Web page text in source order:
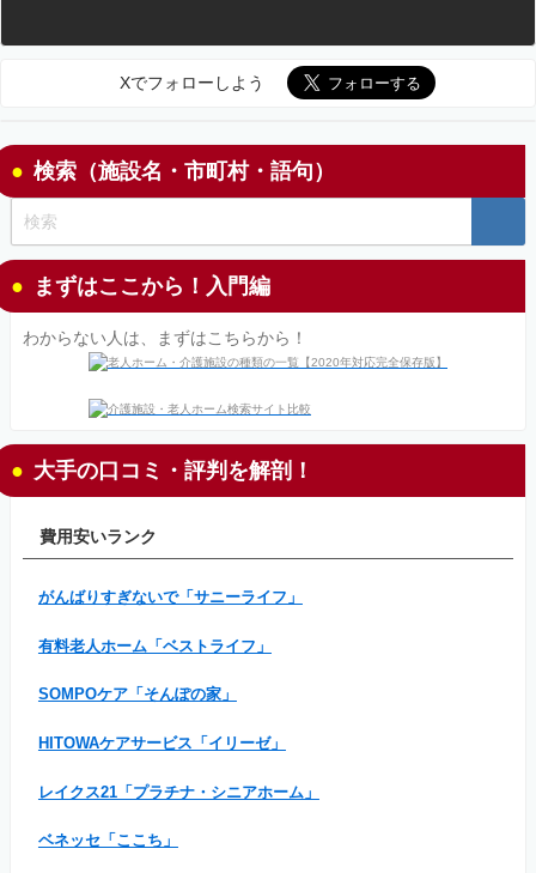
Xでフォローしよう
検索（施設名・市町村・語句）
まずはここから！入門編
わからない人は、まずはこちらから！
大手の口コミ・評判を解剖！
費用安いランク
がんばりすぎないで「サニーライフ」
有料老人ホーム「ベストライフ」
SOMPOケア「そんぽの家」
HITOWAケアサービス「イリーゼ」
レイクス21「プラチナ・シニアホーム」
ベネッセ「ここち」